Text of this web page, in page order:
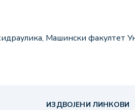
Машински факултет
ИЗДВОЈЕНИ ЛИНКОВИ